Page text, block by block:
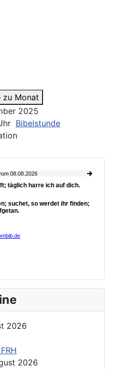
zu Monat
2025
Bibelstunde
2026
2026